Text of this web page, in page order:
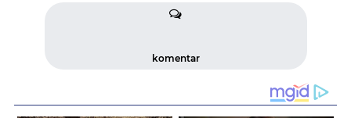
komentar